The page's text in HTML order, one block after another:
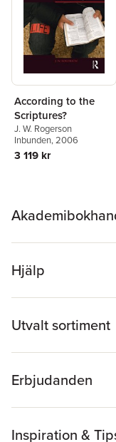
According to the
Scriptures?
J. W. Rogerson
Inbunden, 2006
3 119 kr
Hjälp
Utvalt sortiment
Erbjudanden
Inspiration &